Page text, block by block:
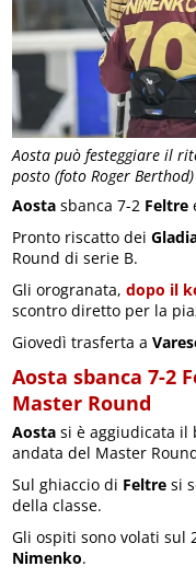
Aosta può festeggiare il
posto (foto Roger Berthod)
Aosta sbanca 7-2 Feltre
Pronto riscatto dei
Round di serie B.
Gli orogranata,dopo il
scontro diretto per la
Giovedì trasferta a
Aosta sbanca 7-2
Master Round
Aosta si è aggiudicata il
andata del Master
Sul ghiaccio di Feltre si
della classe.
Gli ospiti sono volati sul
Nimenko.